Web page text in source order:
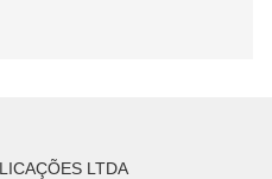
LTDA